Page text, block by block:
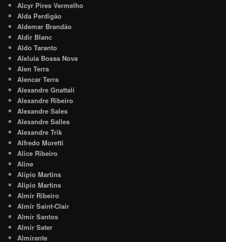
Alcyr Pires Vermelho
Alda Perdigão
Aldemar Brandão
Aldir Blanc
Aldo Taranto
Aleluia Bossa Nova
Alen Terra
Alencar Terra
Alexandre Gnattali
Alexandre Ribeiro
Alexandre Sales
Alexandre Salles
Alexandre Trik
Alfredo Moretti
Alice Ribeiro
Aline
Alípio Martins
Alipio Martins
Almir Ribeiro
Almir Saint-Clair
Almir Santos
Almir Sater
Almirante